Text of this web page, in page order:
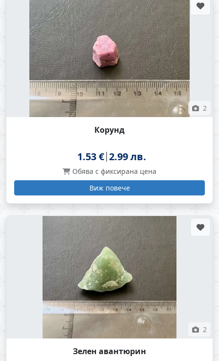
2
Корунд
1.53 € 2.99 лв.
Обява с фиксирана цена
Виж повече
2
Зелен авантюрин